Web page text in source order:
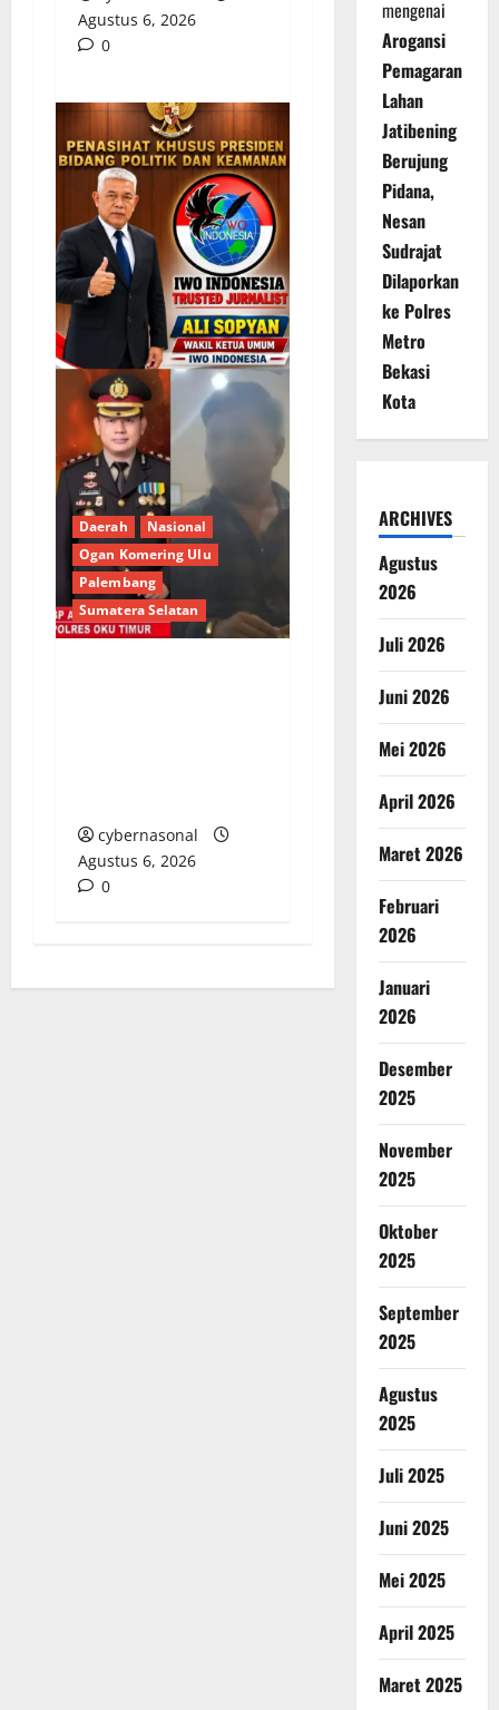
Agustus 6, 2026
0
Daerah
Nasional
Ogan Komering Ulu
Palembang
Sumatera Selatan
cybernasonal
Agustus 6, 2026
0
mengenai
Arogansi
Pemagaran
Lahan
Jatibening
Berujung
Pidana,
Nesan
Sudrajat
Dilaporkan
ke Polres
Metro
Bekasi
Kota
ARCHIVES
Agustus
2026
Juli 2026
Juni 2026
Mei 2026
April 2026
Maret 2026
Februari
2026
Januari
2026
Desember
2025
November
2025
Oktober
2025
September
2025
Agustus
2025
Juli 2025
Juni 2025
Mei 2025
April 2025
Maret 2025